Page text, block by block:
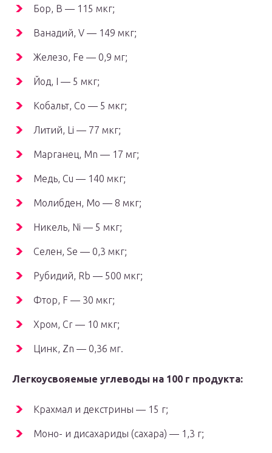
Бор, B — 115 мкг;
Ванадий, V — 149 мкг;
Железо, Fe — 0,9 мг;
Йод, I — 5 мкг;
Кобальт, Co — 5 мкг;
Литий, Li — 77 мкг;
Марганец, Mn — 17 мг;
Медь, Cu — 140 мкг;
Молибден, Mo — 8 мкг;
Никель, Ni — 5 мкг;
Селен, Se — 0,3 мкг;
Рубидий, Rb — 500 мкг;
Фтор, F — 30 мкг;
Хром, Cr — 10 мкг;
Цинк, Zn — 0,36 мг.
Легкоусвояемые углеводы на 100 г продукта:
Крахмал и декстрины — 15 г;
Моно- и дисахариды (сахара) — 1,3 г;